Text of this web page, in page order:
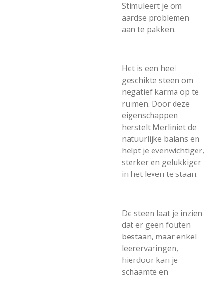
Stimuleert je om
aardse problemen
aan te pakken.
Het is een heel
geschikte steen om
negatief karma op te
ruimen. Door deze
eigenschappen
herstelt Merliniet de
natuurlijke balans en
helpt je evenwichtiger,
sterker en gelukkiger
in het leven te staan.
De steen laat je inzien
dat er geen fouten
bestaan, maar enkel
leerervaringen,
hierdoor kan je
schaamte en